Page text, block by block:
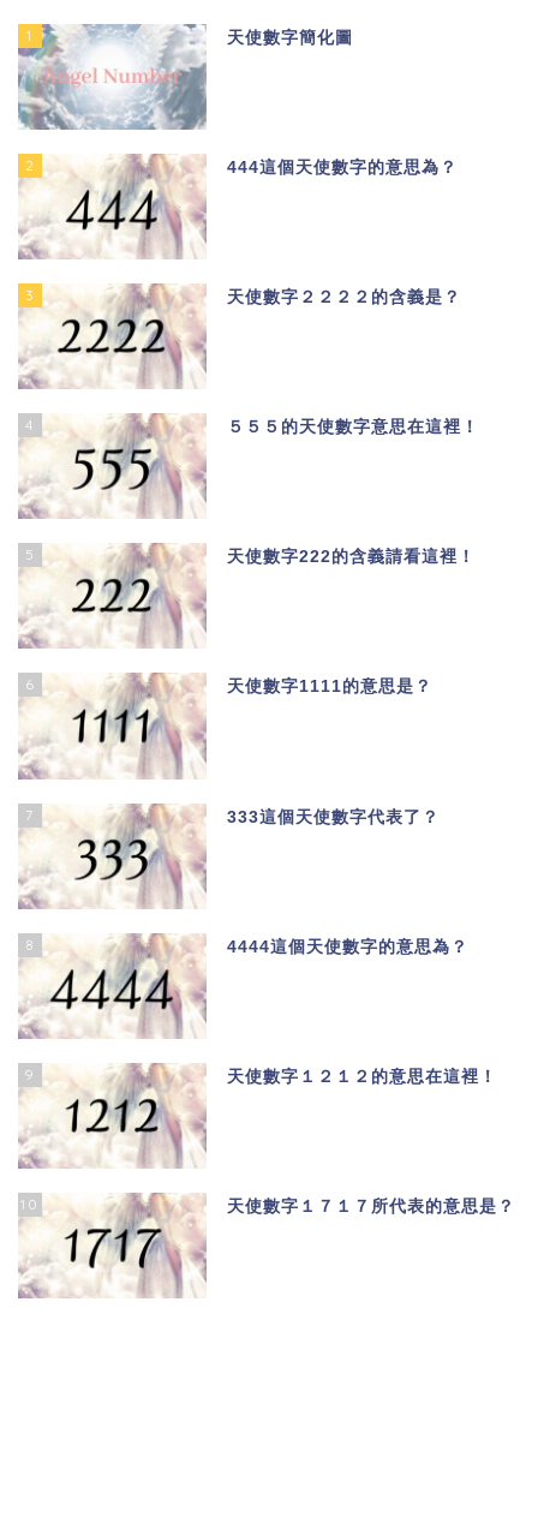
1 天使數字簡化圖
2 444這個天使數字的意思為？
3 天使數字２２２２的含義是？
4 ５５５的天使數字意思在這裡！
5 天使數字222的含義請看這裡！
6 天使數字1111的意思是？
7 333這個天使數字代表了？
8 4444這個天使數字的意思為？
9 天使數字１２１２的意思在這裡！
10 天使數字１７１７所代表的意思是？